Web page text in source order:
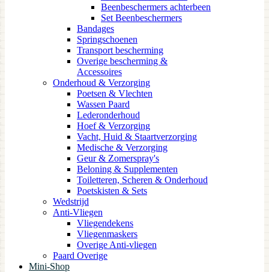
Beenbeschermers achterbeen
Set Beenbeschermers
Bandages
Springschoenen
Transport bescherming
Overige bescherming &
Accessoires
Onderhoud & Verzorging
Poetsen & Vlechten
Wassen Paard
Lederonderhoud
Hoef & Verzorging
Vacht, Huid & Staartverzorging
Medische & Verzorging
Geur & Zomerspray's
Beloning & Supplementen
Toiletteren, Scheren & Onderhoud
Poetskisten & Sets
Wedstrijd
Anti-Vliegen
Vliegendekens
Vliegenmaskers
Overige Anti-vliegen
Paard Overige
Mini-Shop